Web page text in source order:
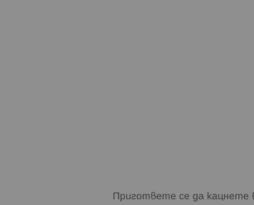
Пригответе се да кацнете